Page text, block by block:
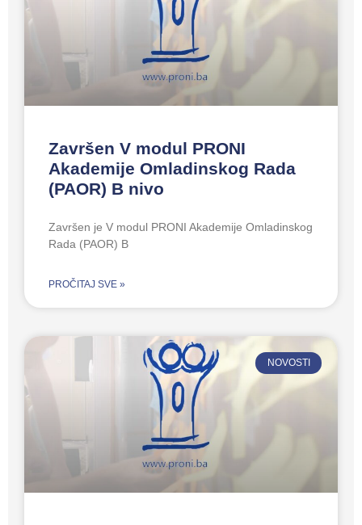
Završen V modul PRONI
Akademije Omladinskog Rada
(PAOR) B nivo
Završen je V modul PRONI Akademije Omladinskog
Rada (PAOR) B
PROČITAJ SVE »
NOVOSTI